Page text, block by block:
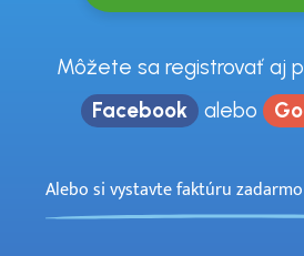
Môžete sa registrovať aj
Facebook alebo
Alebo si vystavte faktúru